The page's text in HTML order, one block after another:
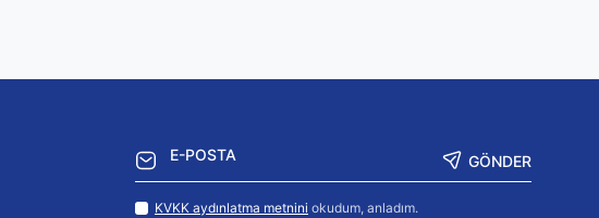
GÖNDER
KVKK aydınlatma metnini okudum, anladım.